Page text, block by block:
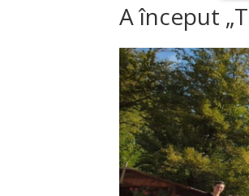
A început
Octombrie Noiembrie